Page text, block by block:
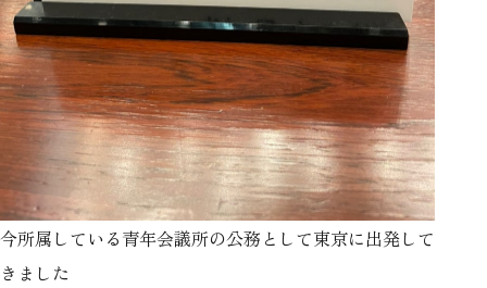
今所属している青年会議所の公務として東京に出発して
きました